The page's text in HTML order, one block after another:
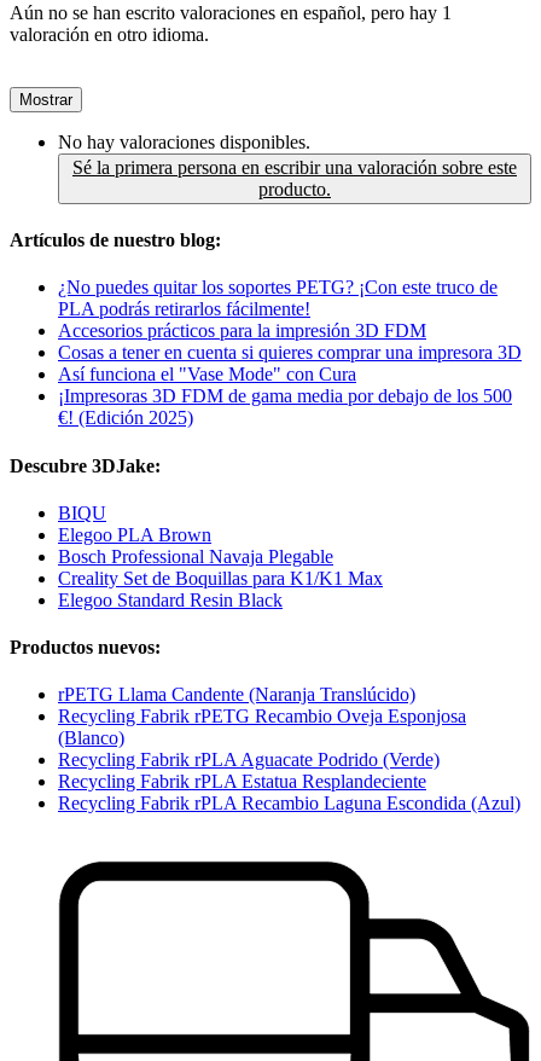
Aún no se han escrito valoraciones en español, pero hay 1
valoración en otro idioma.
Mostrar
No hay valoraciones disponibles.
Sé la primera persona en escribir una valoración sobre este
producto.
Artículos de nuestro blog:
¿No puedes quitar los soportes PETG? ¡Con este truco de
PLA podrás retirarlos fácilmente!
Accesorios prácticos para la impresión 3D FDM
Cosas a tener en cuenta si quieres comprar una impresora 3D
Así funciona el "Vase Mode" con Cura
¡Impresoras 3D FDM de gama media por debajo de los 500
€! (Edición 2025)
Descubre 3DJake:
BIQU
Elegoo PLA Brown
Bosch Professional Navaja Plegable
Creality Set de Boquillas para K1/K1 Max
Elegoo Standard Resin Black
Productos nuevos:
rPETG Llama Candente (Naranja Translúcido)
Recycling Fabrik rPETG Recambio Oveja Esponjosa
(Blanco)
Recycling Fabrik rPLA Aguacate Podrido (Verde)
Recycling Fabrik rPLA Estatua Resplandeciente
Recycling Fabrik rPLA Recambio Laguna Escondida (Azul)